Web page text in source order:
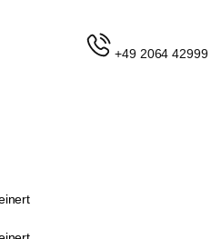
+49 2064 42999